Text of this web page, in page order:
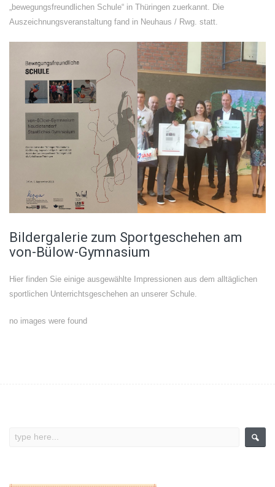
„bewegungsfreundlichen Schule“ in Thüringen zuerkannt. Die
Auszeichnungsveranstaltung fand in Neuhaus / Rwg. statt.
Bildergalerie zum Sportgeschehen am
von-Bülow-Gymnasium
Hier finden Sie einige ausgewählte Impressionen aus dem alltäglichen
sportlichen Unterrichtsgeschehen an unserer Schule.
no images were found